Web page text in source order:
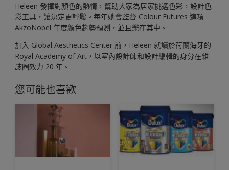
Heleen 發揮對顏色的熱情，幫助大家為居家挑選色彩，設計色
彩工具，讓決定更輕鬆。每年她會監督 Colour Futures 這項
AkzoNobel 年度顏色趨勢預測，並且樂在其中。
加入 Global Aesthetics Center 前，Heleen 就讀於荷蘭海牙的
Royal Academy of Art，以室內設計師和設計編輯的身分在雜
誌圈效力 20 年。
您可能也喜歡